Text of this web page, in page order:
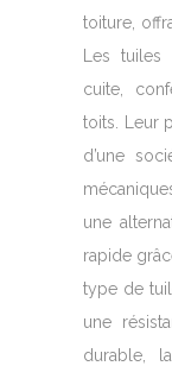
toiture,
Les
cuite,
toits. Leur
d’une
une
rapide
type de
une
durable,